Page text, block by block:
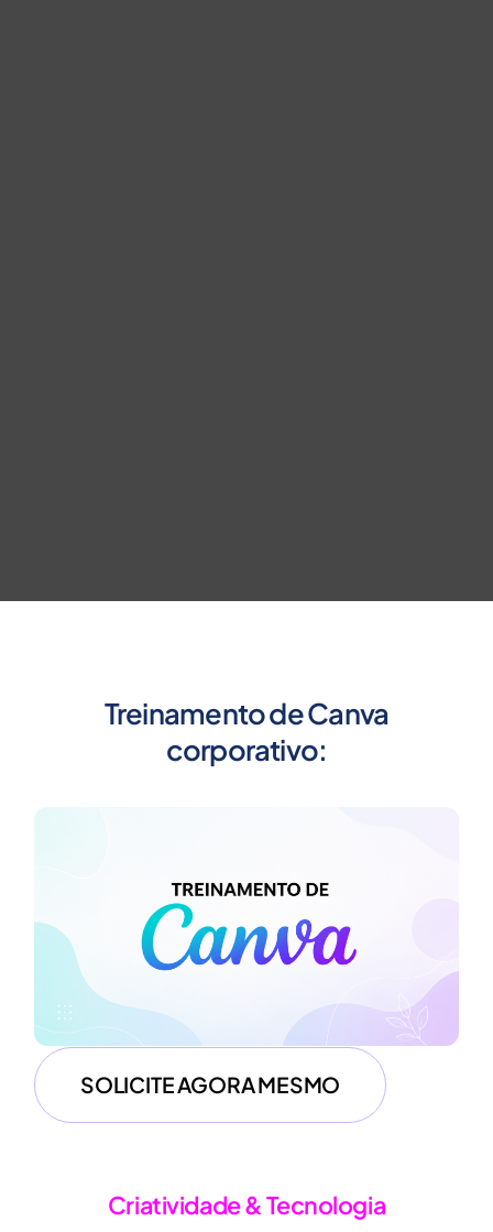
Treinamento de Canva
corporativo:
SOLICITE AGORA MESMO
Criatividade & Tecnologia